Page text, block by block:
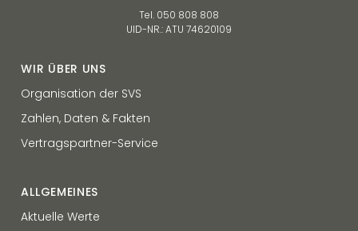
Tel. 050 808 808
UID-NR.: ATU 74620109
WIR ÜBER UNS
Organisation der SVS
Zahlen, Daten & Fakten
Vertragspartner-Service
ALLGEMEINES
Aktuelle Werte